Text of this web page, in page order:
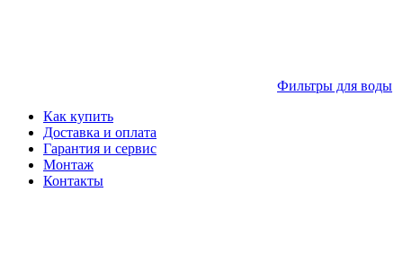
Фильтры для воды
Как купить
Доставка и оплата
Гарантия и сервис
Монтаж
Контакты